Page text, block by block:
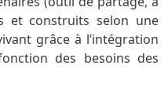
et construits selon une
grâce à l’intégration
des besoins des